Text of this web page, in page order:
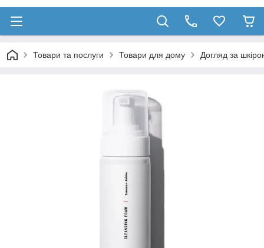
Товари та послуги Товари для дому Догляд за